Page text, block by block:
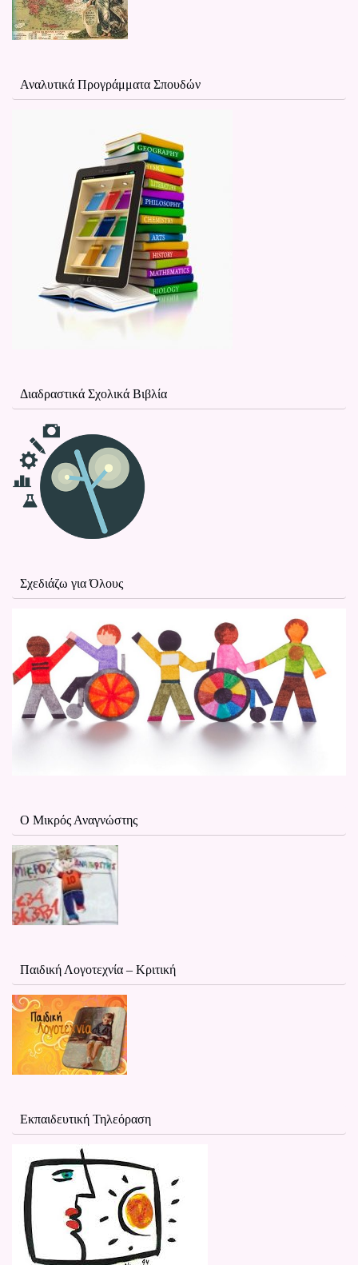
Αναλυτικά Προγράμματα Σπουδών
Διαδραστικά Σχολικά Βιβλία
Σχεδιάζω για Όλους
Ο Μικρός Αναγνώστης
Παιδική Λογοτεχνία – Κριτική
Εκπαιδευτική Τηλεόραση